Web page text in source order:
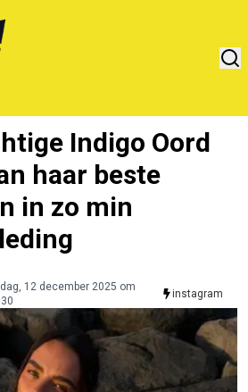
Indigo Oord
haar beste
in zo min
12 december 2025 om
instagram